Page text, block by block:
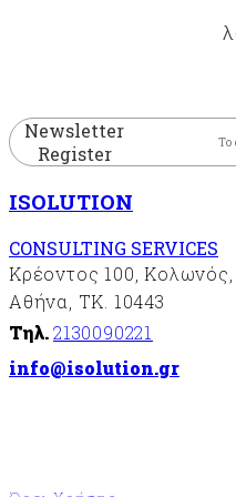
Newsletter
Register
ISOLUTION
CONSULTING SERVICES
Κρέοντος 100, Κολωνός,
Αθήνα, ΤΚ. 10443
Τηλ.2130090221
info@isolution.gr